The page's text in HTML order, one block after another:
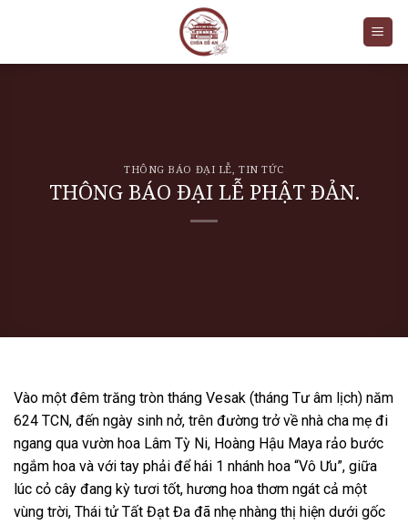
THÔNG BÁO ĐẠI LỄ ,TIN TỨC
THÔNG BÁO ĐẠI LỄ PHẬT ĐẢN.
Vào một đêm trăng tròn tháng Vesak (tháng Tư âm lịch) năm
624 TCN, đến ngày sinh nở, trên đường trở về nhà cha mẹ đi
ngang qua vườn hoa Lâm Tỳ Ni, Hoàng Hậu Maya rảo bước
ngắm hoa và với tay phải để hái 1 nhánh hoa “Vô Ưu”, giữa
lúc cỏ cây đang kỳ tươi tốt, hương hoa thơm ngát cả một
vùng trời, Thái tử Tất Đạt Đa đã nhẹ nhàng thị hiện dưới gốc